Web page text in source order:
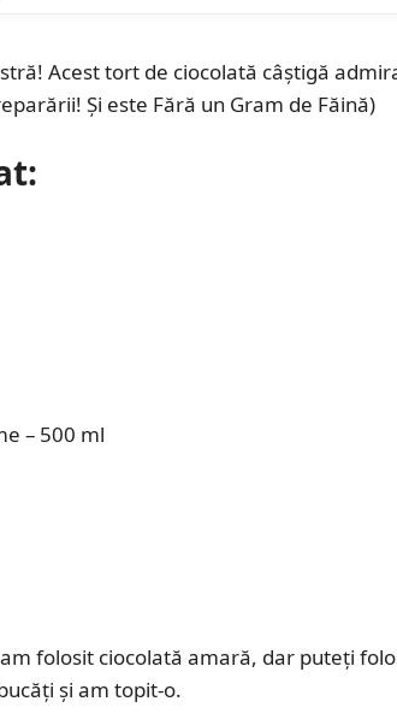
Acest tort de ciocolată câștigă
Și este Fără un Gram de Făină)
– 500 ml
folosit ciocolată amară, dar puteți
și am topit-o.